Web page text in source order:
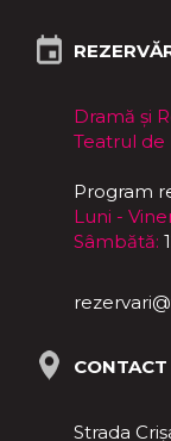
Dramă și
Teatrul de
Program
Luni -
Sâmbătă:
CONTACT
Strada